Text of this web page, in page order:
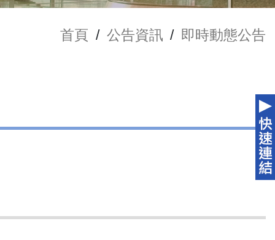
首頁 / 公告資訊 / 即時動態公告